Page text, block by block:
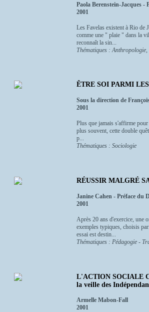
Paola Berenstein-Jacques -
2001
Les Favelas existent à Rio de
comme une " plaie " dans la
reconnaît la sin...
Thématiques :
ÊTRE SOI PARMI
Sous la direction de
2001
Plus que jamais s'affirme
plus souvent, cette double
p...
Thématiques : Sociologie
RÉUSSIR MALGRÉ
Janine Cahen - Préface du
2001
Après 20 ans d'exercice, une
exemples typiques, choisis
essai est destin...
Thématiques : Pédagogie -
L'ACTION SOCIALE
la veille des
Armelle Mabon-Fall
2001